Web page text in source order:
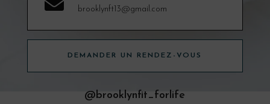
brooklynft13@gmail.com
DEMANDER UN RENDEZ-VOUS
@brooklynfit_forlife